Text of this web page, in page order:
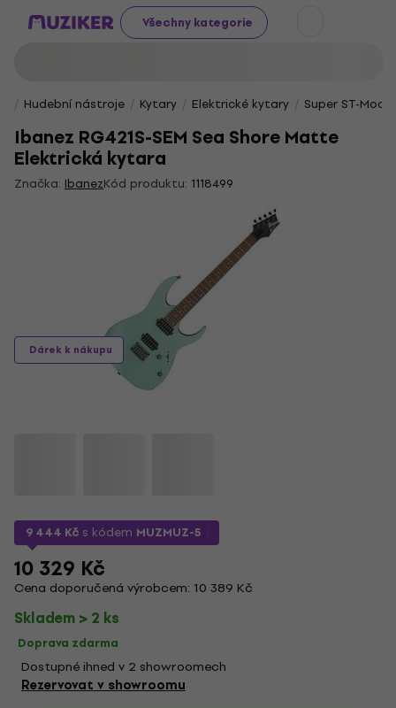
Všechny kategorie
Hudební nástroje Kytary Elektrické kytary Super ST-
Ibanez RG421S-SEM Sea Shore Matte
Elektrická kytara
Značka: IbanezKód produktu: 1118499
Dárek k nákupu
9 444 Kč s kódem MUZMUZ-5
10 329 Kč
Cena doporučená výrobcem: 10 389 Kč
Skladem > 2 ks
Doprava zdarma
Dostupné ihned v 2 showroomech
Rezervovat v showroomu